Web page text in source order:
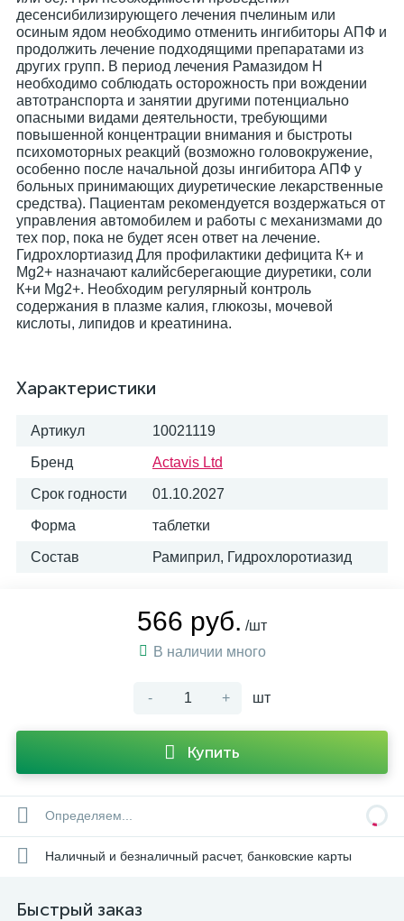
Характеристики
Артикул 10021119
Бренд Actavis Ltd
Срок годности 01.10.2027
Форма таблетки
Состав Рамиприл, Гидрохлоротиазид
566 руб. /шт
В наличии много
- + шт
Купить
Определяем...
Наличный и безналичный расчет, банковские карты
Быстрый заказ